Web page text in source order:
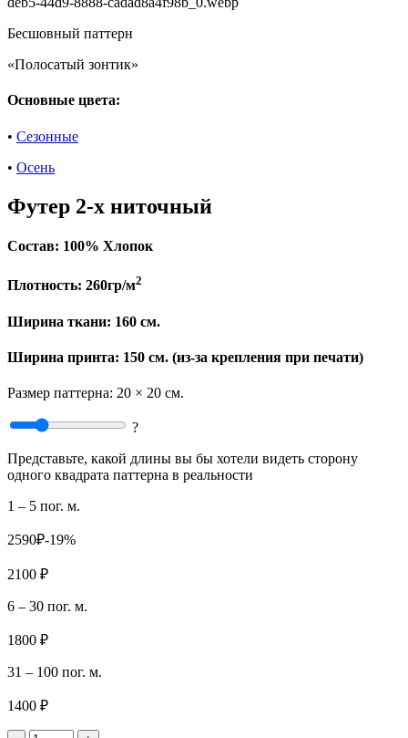
Бесшовный паттерн
«Полосатый зонтик»
Основные цвета:
• Сезонные
• Осень
Футер 2-х ниточный
Состав: 100% Хлопок
Плотность: 260гр/м2
Ширина ткани: 160 см.
Ширина принта: 150 см. (из-за крепления при печати)
Размер паттерна: 20 × 20 см.
?
Представьте, какой длины вы бы хотели видеть сторону
одного квадрата паттерна в реальности
1 – 5 пог. м.
2590₽-19%
2100 ₽
6 – 30 пог. м.
1800 ₽
31 – 100 пог. м.
1400 ₽